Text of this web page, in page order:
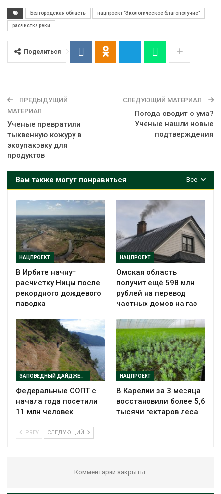
Белгородская область нацпроект "Экологическое благополучие"
расчистка реки
Поделиться
ПРЕДЫДУЩИЙ
МАТЕРИАЛ
Ученые превратили
тыквенную кожуру в
экоупаковку для
продуктов
СЛЕДУЮЩИЙ МАТЕРИАЛ
Погода сводит с ума?
Ученые нашли новые
подтверждения
Все
Вам также могут понравиться
НАЦПРОЕКТ
В Ирбите начнут
расчистку Ницы после
рекордного дождевого
паводка
НАЦПРОЕКТ
Омская область
получит ещё 598 млн
рублей на перевод
частных домов на газ
ЗАПОВЕДНЫЙ ДАЙДЖЕСТ
Федеральные ООПТ с
начала года посетили
11 млн человек
НАЦПРОЕКТ
В Карелии за 3 месяца
восстановили более 5,6
тысячи гектаров леса
PREV СЛЕДУЮЩИЙ
Комментарии закрыты.